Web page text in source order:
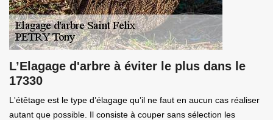
L’Elagage d'arbre à éviter le plus dans le
17330
L'étêtage est le type d’élagage qu’il ne faut en aucun cas réaliser
autant que possible. Il consiste à couper sans sélection les